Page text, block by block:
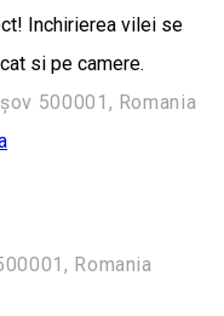
Inchirierea vilei se
si pe camere.
500001, Romania
Romania